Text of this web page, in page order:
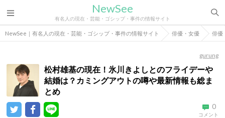
NewSee
有名人の現在・芸能・ゴシップ・事件の情報サイト
NewSee｜有名人の現在・芸能・ゴシップ・事件の情報サイト 俳優・女優 俳優
gurung
松村雄基の現在！氷川きよしとのフライデーや
結婚は？カミングアウトの噂や最新情報も総ま
とめ
0
コメント